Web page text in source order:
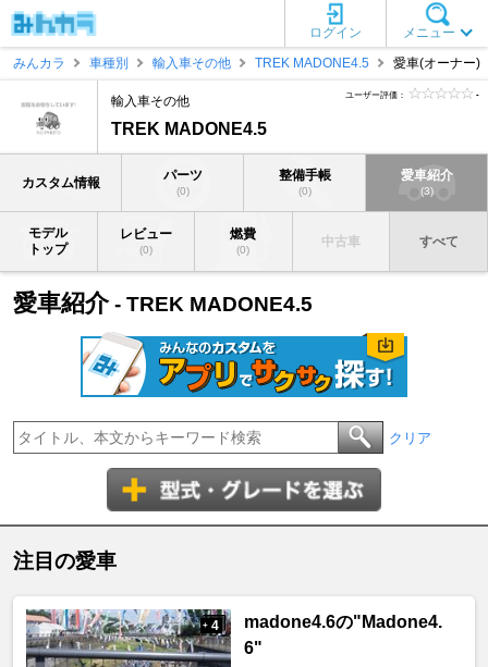
メニュー
ログイン
みんカラ
車種別 輸入車その他 TREK MADONE4.5 愛車(オーナー)
輸入車その他
TREK MADONE4.5
ユーザー評価： -
カスタム情報 パーツ
(0)
整備手帳
(0)
愛車紹介
(3)
モデル
トップ
レビュー
(0)
燃費
(0)
中古車 すべて
愛車紹介- TREK MADONE4.5
クリア
注目の愛車
+ 4
madone4.6の"Madone4.
6"